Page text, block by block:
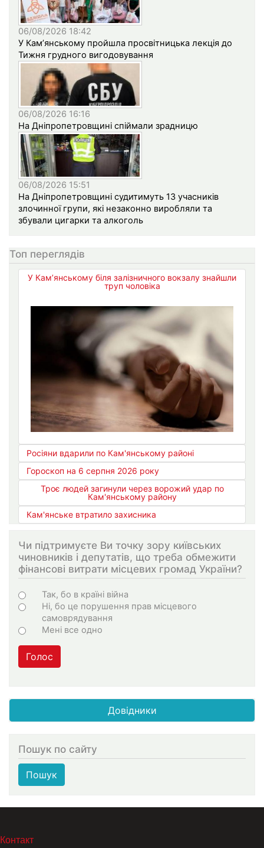
06/08/2026 18:42
У Кам’янському пройшла просвітницька лекція до
Тижня грудного вигодовування
06/08/2026 16:16
На Дніпропетровщині спіймали зрадницю
06/08/2026 15:51
На Дніпропетровщині судитимуть 13 учасників
злочинної групи, які незаконно виробляли та
збували цигарки та алкоголь
Топ переглядів
У Кам’янському біля залізничного вокзалу знайшли
труп чоловіка
Росіяни вдарили по Кам'янському районі
Гороскоп на 6 серпня 2026 року
Троє людей загинули через ворожий удар по
Кам'янському району
Кам'янське втратило захисника
Чи підтримуєте Ви точку зору київських
чиновників і депутатів, що треба обмежити
фінансові витрати місцевих громад України?
Choices
Так, бо в країні війна
Ні, бо це порушення прав місцевого
самоврядування
Мені все одно
Голос
Довідники
Пошук по сайту
Пошук
МЕНЮ В ПОДВАЛЕ
Контакт